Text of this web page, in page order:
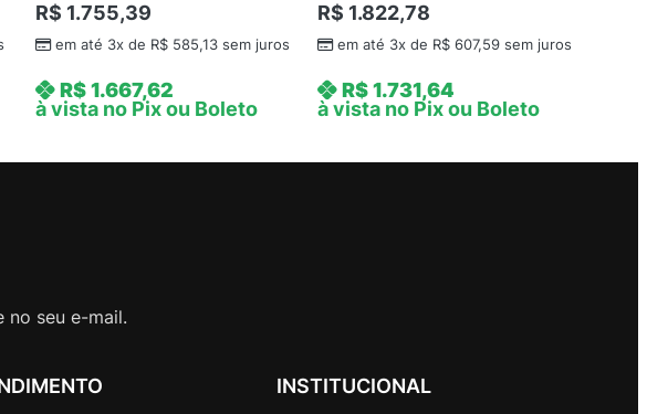
R$ 1.755,39
em até 3x de R$ 585,13 sem juros
R$1.667,62
à vista no Pix ou Boleto
R$ 1.822,78
em até 3x de R$607,59sem juros
R$1.731,64
à vista no Pix ou Boleto
no seu e-mail.
INSTITUCIONAL